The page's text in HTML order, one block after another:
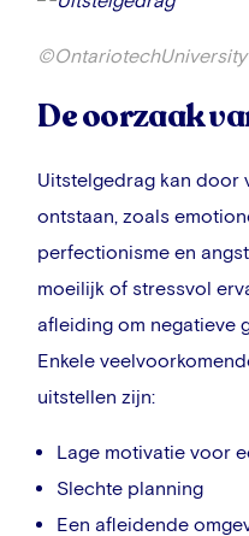
©OntariotechUniversity
De oorzaak
Uitstelgedrag kan door
ontstaan, zoals
perfectionisme en
moeilijk of stressvol
afleiding om negatieve
Enkele
uitstellen zijn:
Lage motivatie voor
Slechte planning
Een afleidende